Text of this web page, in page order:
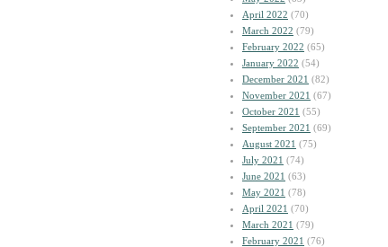
April 2022 (70)
March 2022 (79)
February 2022 (65)
January 2022 (54)
December 2021 (82)
November 2021 (67)
October 2021 (55)
September 2021 (69)
August 2021 (75)
July 2021 (74)
June 2021 (63)
May 2021 (78)
April 2021 (70)
March 2021 (79)
February 2021 (76)